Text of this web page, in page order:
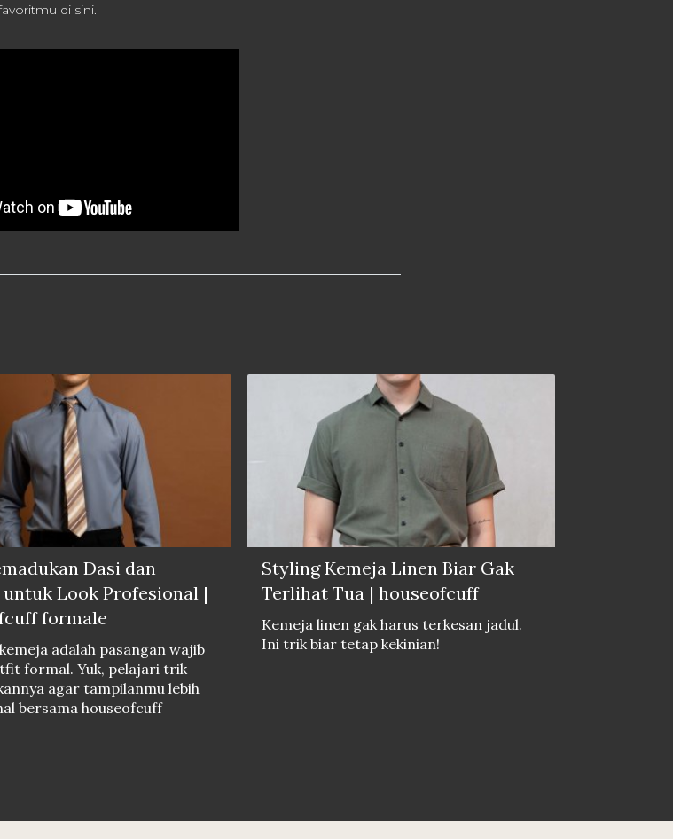
di sini.
Dasi dan
untuk Look Profesional |
formale
adalah pasangan wajib
formal. Yuk, pelajari trik
agar tampilanmu lebih
bersama houseofcuff
Styling Kemeja Linen Biar Gak
Terlihat Tua | houseofcuff
Kemeja linen gak harus terkesan jadul.
Ini trik biar tetap kekinian!